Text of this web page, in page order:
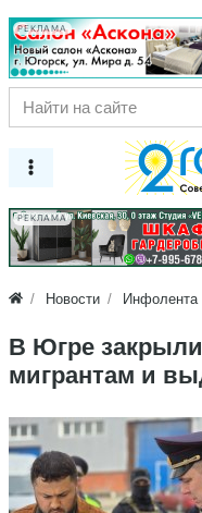
РЕКЛАМА
РЕКЛАМА
Новости Инфолента
В Югре
мигрантам и